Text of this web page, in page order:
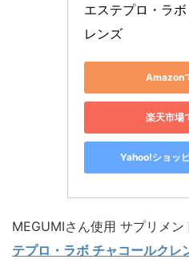
エステプロ・ラ
レンズ
Amazon
楽天市場
Yahoo!ショッ
MEGUMIさん使用 サプリメ
テプロ・ラボ チャコールクレ